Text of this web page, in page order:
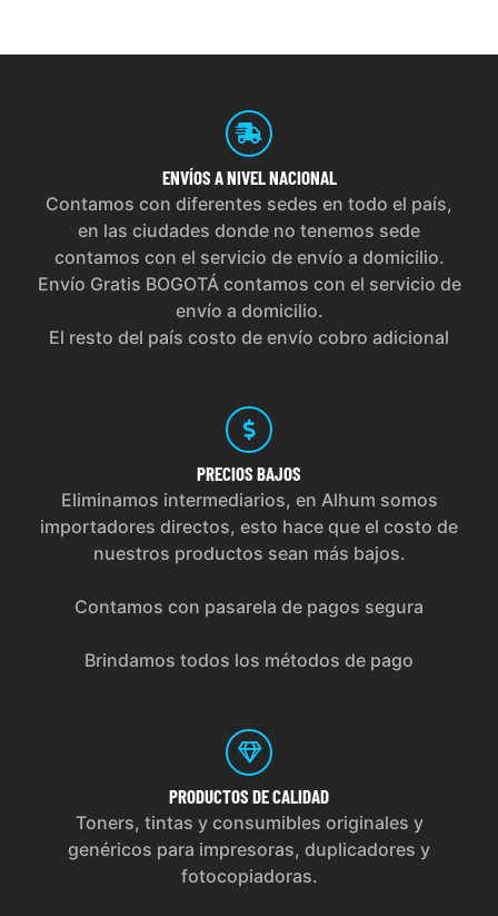
ENVÍOS A NIVEL NACIONAL
Contamos con diferentes sedes en todo el país,
en las ciudades donde no tenemos sede
contamos con el servicio de envío a domicilio.
Envío Gratis BOGOTÁ contamos con el servicio de
envío a domicilio.
El resto del país costo de envío cobro adicional
PRECIOS BAJOS
Eliminamos intermediarios, en Alhum somos
importadores directos, esto hace que el costo de
nuestros productos sean más bajos.
Contamos con pasarela de pagos segura
Brindamos todos los métodos de pago
PRODUCTOS DE CALIDAD
Toners, tintas y consumibles originales y
genéricos para impresoras, duplicadores y
fotocopiadoras.